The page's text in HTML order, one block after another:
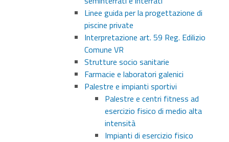
Linee guida per la progettazione di
piscine private
Interpretazione art. 59 Reg. Edilizio
Comune VR
Strutture socio sanitarie
Farmacie e laboratori galenici
Palestre e impianti sportivi
Palestre e centri fitness ad
esercizio fisico di medio alta
intensità
Impianti di esercizio fisico